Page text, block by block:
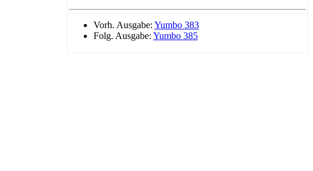
Vorh. Ausgabe: Yumbo 383
Folg. Ausgabe: Yumbo 385